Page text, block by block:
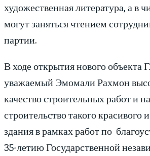
художественная литература, а в
могут заняться чтением
партии.
В ходе открытия нового объекта
уважаемый Эмомали Рахмон
качество строительных работ и
строительство такого красивого
здания в рамках работ по
35-летию Государственной